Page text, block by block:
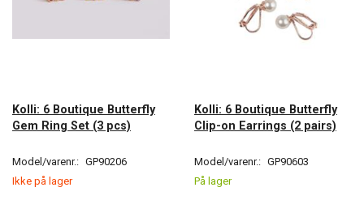
Kolli: 6 Boutique Butterfly
Gem Ring Set (3 pcs)
Model/varenr.: GP90206
Ikke på lager
Kolli: 6 Boutique Butterfly
Clip-on Earrings (2 pairs)
Model/varenr.: GP90603
På lager